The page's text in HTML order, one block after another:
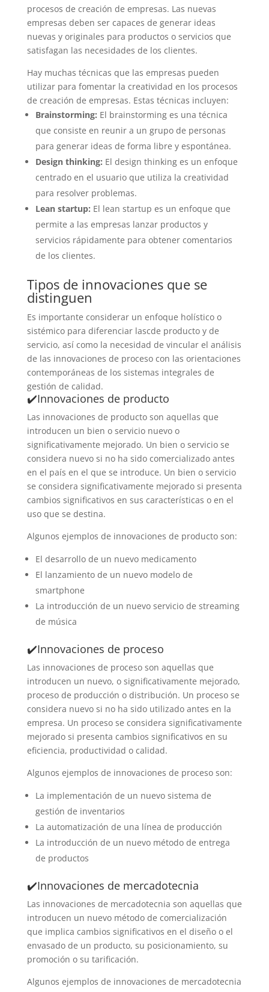
procesos de creación de empresas. Las nuevas
empresas deben ser capaces de generar ideas
nuevas y originales para productos o servicios que
satisfagan las necesidades de los clientes.
Hay muchas técnicas que las empresas pueden
utilizar para fomentar la creatividad en los procesos
de creación de empresas. Estas técnicas incluyen:
Brainstorming: El brainstorming es una técnica
que consiste en reunir a un grupo de personas
para generar ideas de forma libre y espontánea.
Design thinking: El design thinking es un enfoque
centrado en el usuario que utiliza la creatividad
para resolver problemas.
Lean startup: El lean startup es un enfoque que
permite a las empresas lanzar productos y
servicios rápidamente para obtener comentarios
de los clientes.
Tipos de innovaciones que se
distinguen
Es importante considerar un enfoque holístico o
sistémico para diferenciar lascde producto y de
servicio, así como la necesidad de vincular el análisis
de las innovaciones de proceso con las orientaciones
contemporáneas de los sistemas integrales de
gestión de calidad.
✔️Innovaciones de producto
Las innovaciones de producto son aquellas que
introducen un bien o servicio nuevo o
significativamente mejorado. Un bien o servicio se
considera nuevo si no ha sido comercializado antes
en el país en el que se introduce. Un bien o servicio
se considera significativamente mejorado si presenta
cambios significativos en sus características o en el
uso que se destina.
Algunos ejemplos de innovaciones de producto son:
El desarrollo de un nuevo medicamento
El lanzamiento de un nuevo modelo de
smartphone
La introducción de un nuevo servicio de streaming
de música
✔️Innovaciones de proceso
Las innovaciones de proceso son aquellas que
introducen un nuevo, o significativamente mejorado,
proceso de producción o distribución. Un proceso se
considera nuevo si no ha sido utilizado antes en la
empresa. Un proceso se considera significativamente
mejorado si presenta cambios significativos en su
eficiencia, productividad o calidad.
Algunos ejemplos de innovaciones de proceso son:
La implementación de un nuevo sistema de
gestión de inventarios
La automatización de una línea de producción
La introducción de un nuevo método de entrega
de productos
✔️Innovaciones de mercadotecnia
Las innovaciones de mercadotecnia son aquellas que
introducen un nuevo método de comercialización
que implica cambios significativos en el diseño o el
envasado de un producto, su posicionamiento, su
promoción o su tarificación.
Algunos ejemplos de innovaciones de mercadotecnia